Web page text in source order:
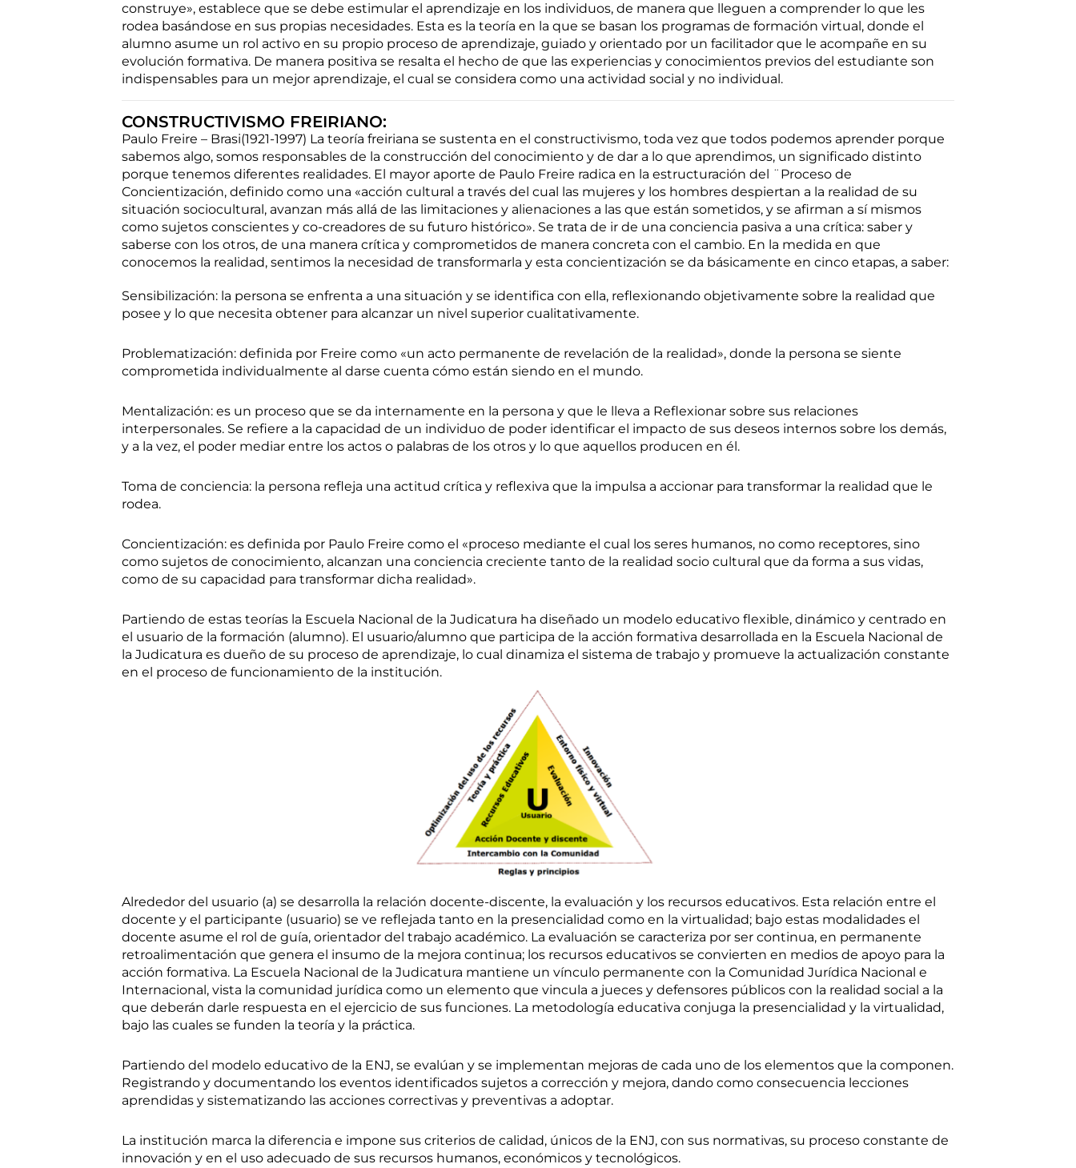
construye», establece que se debe estimular el aprendizaje en los individuos, de manera que lleguen a comprender lo que les
rodea basándose en sus propias necesidades. Esta es la teoría en la que se basan los programas de formación virtual, donde el
alumno asume un rol activo en su propio proceso de aprendizaje, guiado y orientado por un facilitador que le acompañe en su
evolución formativa. De manera positiva se resalta el hecho de que las experiencias y conocimientos previos del estudiante son
indispensables para un mejor aprendizaje, el cual se considera como una actividad social y no individual.
CONSTRUCTIVISMO FREIRIANO:
Paulo Freire – Brasi(1921-1997) La teoría freiriana se sustenta en el constructivismo, toda vez que todos podemos aprender porque
sabemos algo, somos responsables de la construcción del conocimiento y de dar a lo que aprendimos, un significado distinto
porque tenemos diferentes realidades. El mayor aporte de Paulo Freire radica en la estructuración del ¨Proceso de
Concientización, definido como una «acción cultural a través del cual las mujeres y los hombres despiertan a la realidad de su
situación sociocultural, avanzan más allá de las limitaciones y alienaciones a las que están sometidos, y se afirman a sí mismos
como sujetos conscientes y co-creadores de su futuro histórico». Se trata de ir de una conciencia pasiva a una crítica: saber y
saberse con los otros, de una manera crítica y comprometidos de manera concreta con el cambio. En la medida en que
conocemos la realidad, sentimos la necesidad de transformarla y esta concientización se da básicamente en cinco etapas, a saber:
Sensibilización: la persona se enfrenta a una situación y se identifica con ella, reflexionando objetivamente sobre la realidad que
posee y lo que necesita obtener para alcanzar un nivel superior cualitativamente.
Problematización: definida por Freire como «un acto permanente de revelación de la realidad», donde la persona se siente
comprometida individualmente al darse cuenta cómo están siendo en el mundo.
Mentalización: es un proceso que se da internamente en la persona y que le lleva a Reflexionar sobre sus relaciones
interpersonales. Se refiere a la capacidad de un individuo de poder identificar el impacto de sus deseos internos sobre los demás,
y a la vez, el poder mediar entre los actos o palabras de los otros y lo que aquellos producen en él.
Toma de conciencia: la persona refleja una actitud crítica y reflexiva que la impulsa a accionar para transformar la realidad que le
rodea.
Concientización: es definida por Paulo Freire como el «proceso mediante el cual los seres humanos, no como receptores, sino
como sujetos de conocimiento, alcanzan una conciencia creciente tanto de la realidad socio cultural que da forma a sus vidas,
como de su capacidad para transformar dicha realidad».
Partiendo de estas teorías la Escuela Nacional de la Judicatura ha diseñado un modelo educativo flexible, dinámico y centrado en
el usuario de la formación (alumno). El usuario/alumno que participa de la acción formativa desarrollada en la Escuela Nacional de
la Judicatura es dueño de su proceso de aprendizaje, lo cual dinamiza el sistema de trabajo y promueve la actualización constante
en el proceso de funcionamiento de la institución.
Alrededor del usuario (a) se desarrolla la relación docente-discente, la evaluación y los recursos educativos. Esta relación entre el
docente y el participante (usuario) se ve reflejada tanto en la presencialidad como en la virtualidad; bajo estas modalidades el
docente asume el rol de guía, orientador del trabajo académico. La evaluación se caracteriza por ser continua, en permanente
retroalimentación que genera el insumo de la mejora continua; los recursos educativos se convierten en medios de apoyo para la
acción formativa. La Escuela Nacional de la Judicatura mantiene un vínculo permanente con la Comunidad Jurídica Nacional e
Internacional, vista la comunidad jurídica como un elemento que vincula a jueces y defensores públicos con la realidad social a la
que deberán darle respuesta en el ejercicio de sus funciones. La metodología educativa conjuga la presencialidad y la virtualidad,
bajo las cuales se funden la teoría y la práctica.
Partiendo del modelo educativo de la ENJ, se evalúan y se implementan mejoras de cada uno de los elementos que la componen.
Registrando y documentando los eventos identificados sujetos a corrección y mejora, dando como consecuencia lecciones
aprendidas y sistematizando las acciones correctivas y preventivas a adoptar.
La institución marca la diferencia e impone sus criterios de calidad, únicos de la ENJ, con sus normativas, su proceso constante de
innovación y en el uso adecuado de sus recursos humanos, económicos y tecnológicos.